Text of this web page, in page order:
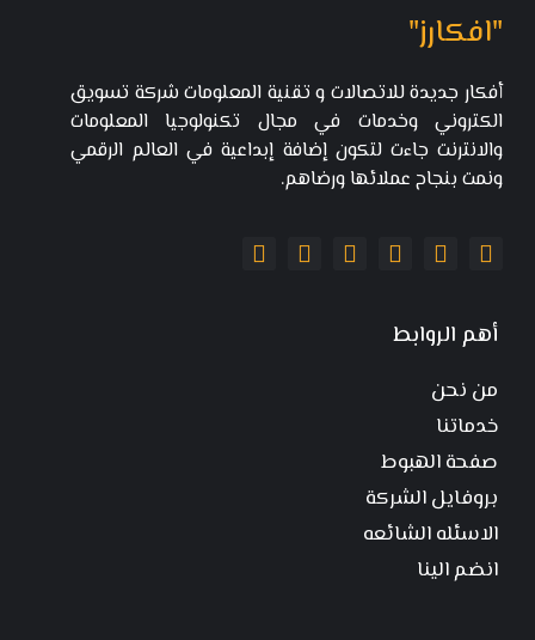
"افكارز"
أفكار جديدة للاتصالات و تقنية المعلومات شركة تسويق
الكتروني وخدمات في مجال تكنولوجيا المعلومات
والانترنت جاءت لتكون إضافة إبداعية في العالم الرقمي
ونمت بنجاح عملائها ورضاهم.
أهم الروابط
من نحن
خدماتنا
صفحة الهبوط
بروفايل الشركة
الاسئله الشائعه
انضم الينا